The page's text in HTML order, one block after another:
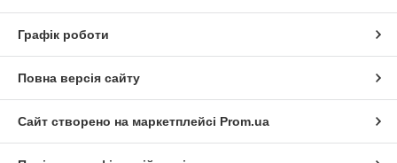
Графік роботи
Повна версія сайту
Сайт створено на маркетплейсі Prom.ua